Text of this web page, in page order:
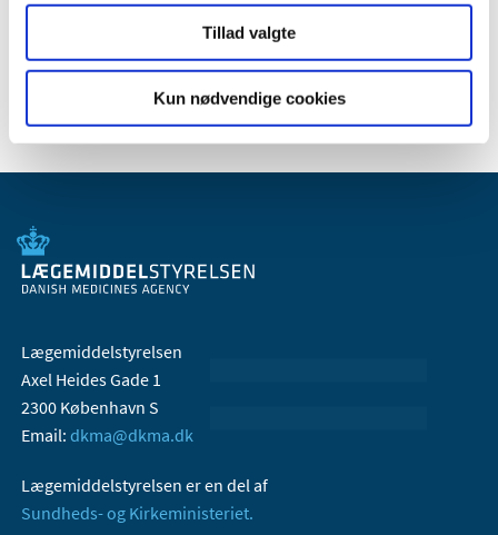
Tillad valgte
Kun nødvendige cookies
2007 (3)
2005 (2)
Lægemiddelstyrelsen
Axel Heides Gade 1
2300 København S
Email: dkma@dkma.dk
Lægemiddelstyrelsen er en del af
Sundheds- og Kirkeministeriet.